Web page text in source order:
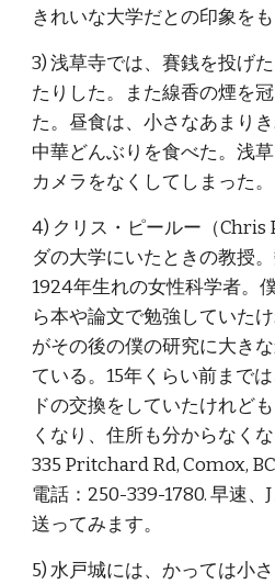
きれいな大学だとの印象をも
3) 浅草寺では、賽銭を投げ
たりした。また線香の煙を
た。昼食は、小さなあまり
中華どんぶりを食べた。浅
カメラをなくしてしまった。
4) クリス・ピールー（Chris
ダの大学にいたときの教授
1924年生れの女性科学者。
ら本や論文で勉強していた
がその後の僕の研究に大き
ている。15年くらい前まで
ドの交換をしていたけれど
くなり、住所も分からなく
335 Pritchard Rd, Comox,
電話：250-339-1780. 早速、
送ってみます。
5) 水戸城には、かっては小